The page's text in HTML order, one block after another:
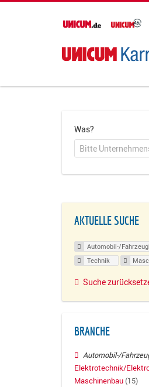
Was?
AKTUELLE SUCHE
Automobil-/
Technik
Suche
BRANCHE
Automobil-/
Elektrotechnik/
Maschinenbau (15)